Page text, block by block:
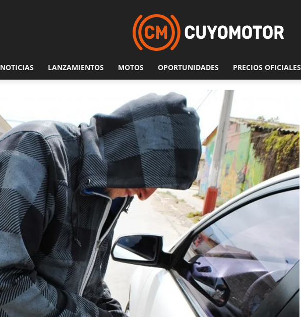
NOTICIAS LANZAMIENTOS MOTOS OPORTUNIDADES PRECIOS OFICIALES